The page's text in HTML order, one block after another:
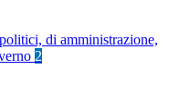
di amministrazione,
2